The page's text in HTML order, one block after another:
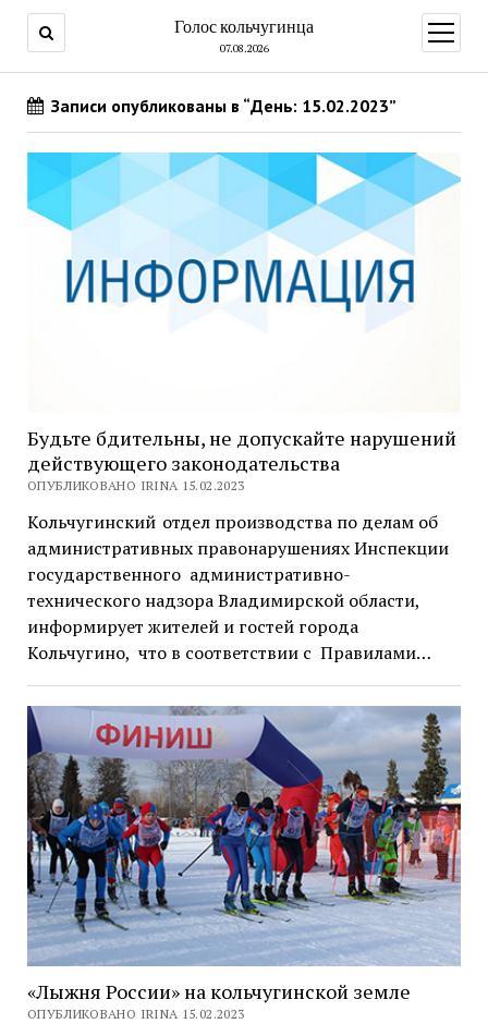
Голос кольчугинца
07.08.2026
меню
Записи опубликованы в “День: 15.02.2023”
Будьте бдительны, не допускайте нарушений
действующего законодательства
ОПУБЛИКОВАНО IRINA 15.02.2023
Кольчугинский отдел производства по делам об
административных правонарушениях Инспекции
государственного административно-
технического надзора Владимирской области,
информирует жителей и гостей города
Кольчугино, что в соответствии с Правилами…
«Лыжня России» на кольчугинской земле
ОПУБЛИКОВАНО IRINA 15.02.2023